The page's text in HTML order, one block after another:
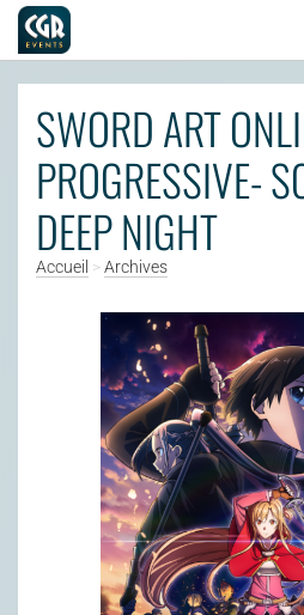
SWORD ART
PROGRESSIVE-
DEEP NIGHT
Accueil >Archives